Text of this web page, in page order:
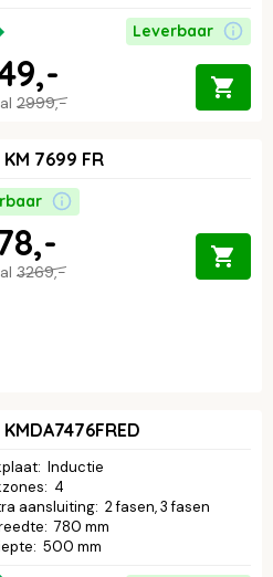
Leverbaar
2999,-
7699 FR
3269,-
: Inductie
: 4
aansluiting: 2 fasen, 3 fasen
: 780 mm
: 500 mm